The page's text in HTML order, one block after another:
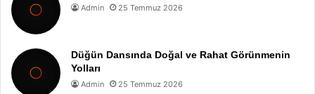
Admin 25 Temmuz 2026
Düğün Dansında Doğal ve Rahat Görünmenin
Yolları
Admin 25 Temmuz 2026